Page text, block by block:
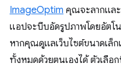
ImageOptim คุณจะลากแล
แอปจะบีบอัดรูปภาพโดยอัตโ
หากคุณดูแลเว็บไซต์ขนาดเล็
ทั้งหมดด้วยตนเองได้ ตัวเลือ